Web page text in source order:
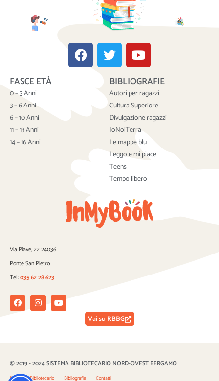
F
a
c
T
w
i
t
t
e
r
Y
o
u
t
u
b
e
FASCE ETÀ
0 – 3 Anni
3 – 6 Anni
6 – 10 Anni
11 – 13 Anni
14 – 16 Anni
BIBLIOGRAFIE
Autori per ragazzi
Cultura Superiore
Divulgazione ragazzi
IoNoiTerra
Le mappe blu
Leggo e mi piace
Teens
Tempo libero
Via Piave, 22 24036
Ponte San Pietro
Tel:035 62 28 623
FacebookInstagramYoutube
Vai su RBBG
© 2019 - 2024 SISTEMA BIBLIOTECARIO NORD-OVEST BERGAMO
Il Sistema Bibliotecario Bibliografie Contatti